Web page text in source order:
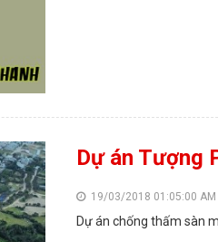
Dự án Tượng
19/03/2018 01:05:00 AM
Dự án chống thấm sàn